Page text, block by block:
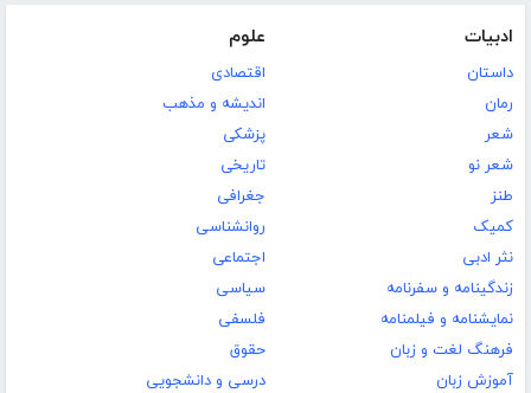
ادبیات
داستان
رمان
شعر
شعر نو
طنز
کمیک
نثر ادبی
زندگینامه و سفرنامه
نمایشنامه و فیلمنامه
فرهنگ لغت و زبان
آموزش زبان
علوم
اقتصادی
اندیشه و مذهب
پزشکی
تاریخی
جغرافی
روانشناسی
اجتماعی
سیاسی
فلسفی
حقوق
درسی و دانشجویی